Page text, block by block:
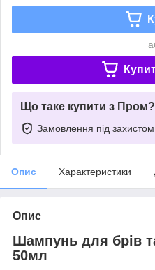
Що таке купити з Пром?
Замовлення під захистом
Опис Характеристики
Опис
Шампунь для брів
50мл